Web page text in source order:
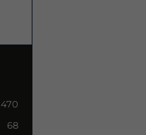
470
68